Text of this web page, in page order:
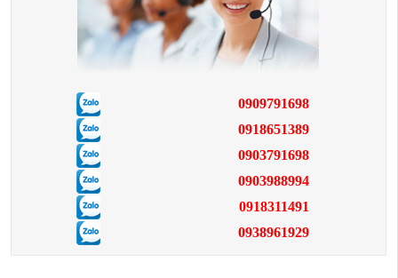
0909791698
0918651389
0903791698
0903988994
0918311491
0938961929